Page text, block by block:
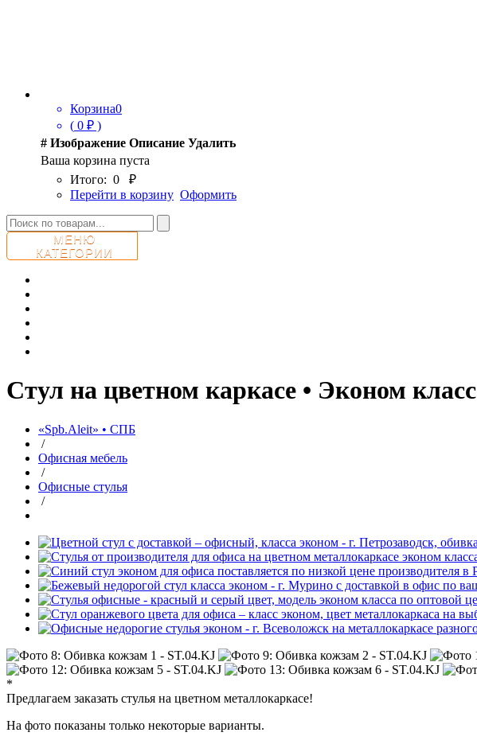
Корзина0
( 0 ₽ )
# Изображение Описание Удалить
Ваша корзина пуста
Итого: 0
₽
Перейти в корзину Оформить
МЕНЮ
КАТЕГОРИИ
Стул на цветном каркасе • Эконом класс
«Spb.Aleit» • СПБ
/
Офисная мебель
/
Офисные стулья
/
*
Предлагаем заказать стулья на цветном металлокаркасе!
На фото показаны только некоторые варианты.